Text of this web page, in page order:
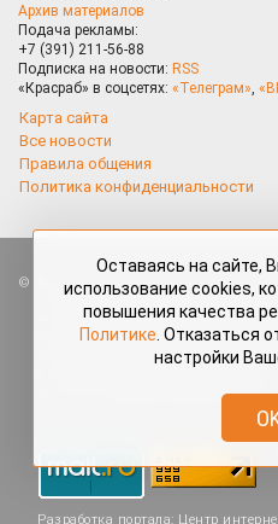
Архив материалов
Подача рекламы:
+7 (391) 211-56-88
Подписка на новости: RSS
«Красраб» в соцсетях: «Телеграм»,
Карта сайта
Все новости
Правила общения
Политика конфиденциальности
Все права защищены. Любые
«Красраб.ру» сотрудниками
и читателями, являются
частичное использование
«Красраб.ру», допускается только
redaktor@krasrab.krsn.ru.
Разработка портала: Центр
Оставаясь на сайте,
использование cookies,
повышения качества
Политике . Отказаться
настройки